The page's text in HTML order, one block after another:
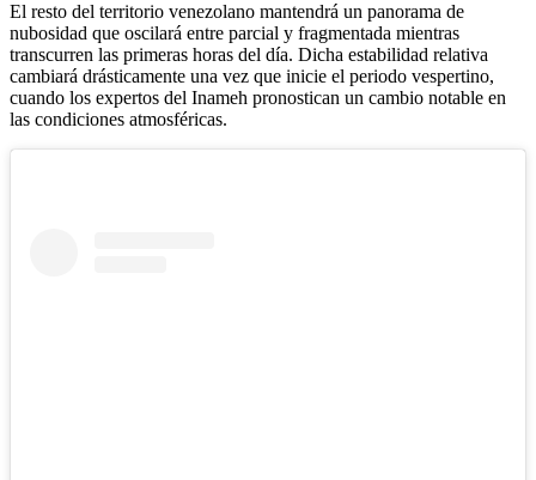
El resto del territorio venezolano mantendrá un panorama de
nubosidad que oscilará entre parcial y fragmentada mientras
transcurren las primeras horas del día. Dicha estabilidad relativa
cambiará drásticamente una vez que inicie el periodo vespertino,
cuando los expertos del Inameh pronostican un cambio notable en
las condiciones atmosféricas.